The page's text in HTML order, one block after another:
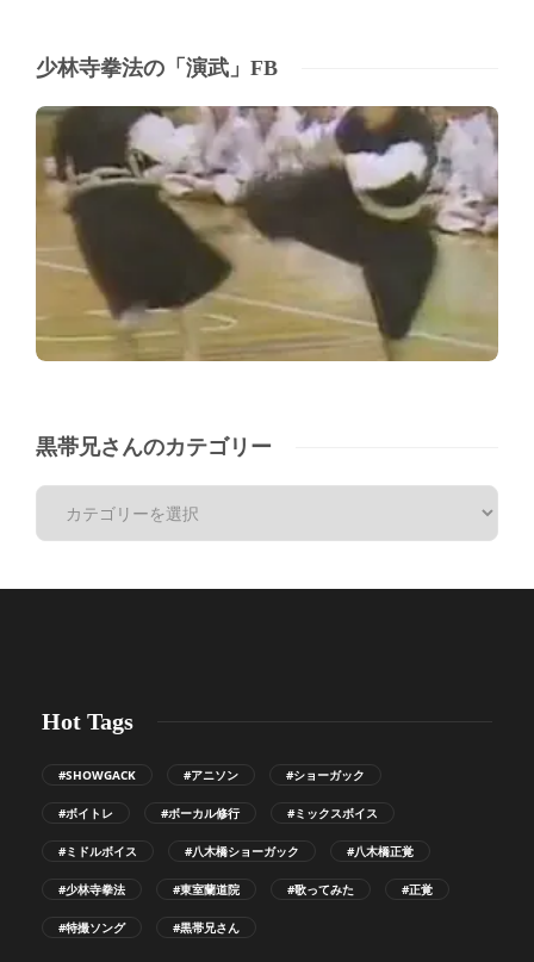
少林寺拳法の「演武」FB
黒帯兄さんのカテゴリー
Hot Tags
#SHOWGACK #アニソン #ショーガック
#ボイトレ #ボーカル修行 #ミックスボイス
#ミドルボイス #八木橋ショーガック #八木橋正覚
#少林寺拳法 #東室蘭道院 #歌ってみた #正覚
#特撮ソング #黒帯兄さん